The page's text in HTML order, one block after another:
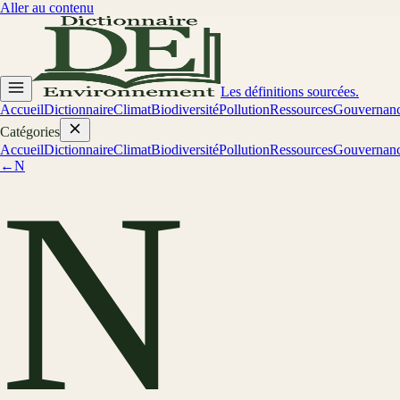
Aller au contenu
Les définitions sourcées.
AccueilDictionnaireClimatBiodiversitéPollutionRessources
Catégories
AccueilDictionnaireClimatBiodiversitéPollutionRessources
←N
N